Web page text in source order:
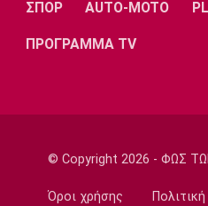
Παγκόσμιο
Κάσερες
08:05
ΣΠΟΡ AUTO-MOTO
ΠΡΟΓΡΑΜΜΑ TV
© Copyright 2026 - ΦΩΣ
Όροι χρήσης